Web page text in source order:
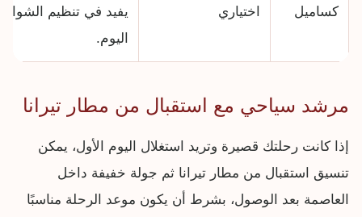
كساميل اختياري
يفيد في تنظيم
اليوم.
مرشد سياحي مع استقبال من مطار تيرانا
إذا كانت رحلتك قصيرة وتريد استغلال اليوم الأول، يمكن
تنسيق استقبال من مطار تيرانا ثم جولة خفيفة داخل
العاصمة بعد الوصول، بشرط أن يكون موعد الرحلة مناسبًا